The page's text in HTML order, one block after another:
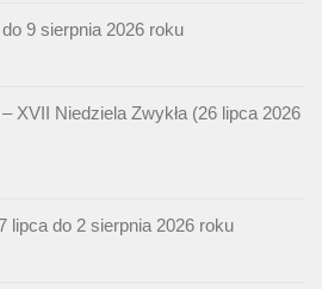
9 sierpnia 2026 roku
XVII Niedziela Zwykła (26 lipca 2026
lipca do 2 sierpnia 2026 roku